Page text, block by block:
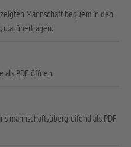
Mannschaft bequem in den
übertragen.
als PDF öffnen.
mannschaftsübergreifend als PDF